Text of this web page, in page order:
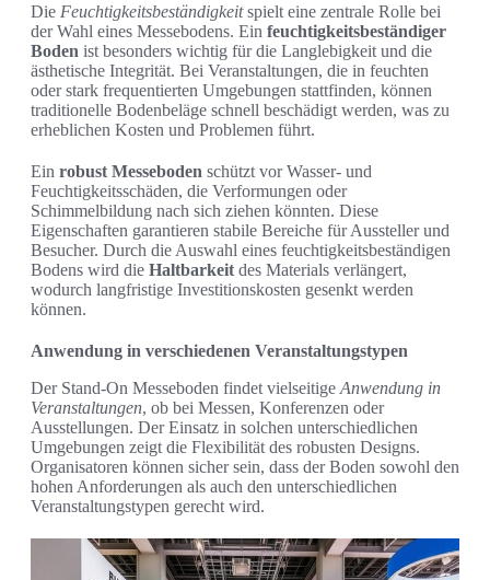
Die Feuchtigkeitsbeständigkeitspielt eine zentrale Rolle bei
der Wahl eines Messebodens. Ein feuchtigkeitsbeständiger
Boden ist besonders wichtig für die Langlebigkeit und die
ästhetische Integrität. Bei Veranstaltungen, die in feuchten
oder stark frequentierten Umgebungen stattfinden, können
traditionelle Bodenbeläge schnell beschädigt werden, was zu
erheblichen Kosten und Problemen führt.
Ein robust Messeboden schützt vor Wasser- und
Feuchtigkeitsschäden, die Verformungen oder
Schimmelbildung nach sich ziehen könnten. Diese
Eigenschaften garantieren stabile Bereiche für Aussteller und
Besucher. Durch die Auswahl eines feuchtigkeitsbeständigen
Bodens wird die Haltbarkeit des Materials verlängert,
wodurch langfristige Investitionskosten gesenkt werden
können.
Anwendung in verschiedenen Veranstaltungstypen
Der Stand-On Messeboden findet vielseitige Anwendung in
Veranstaltungen, ob bei Messen, Konferenzen oder
Ausstellungen. Der Einsatz in solchen unterschiedlichen
Umgebungen zeigt die Flexibilität des robusten Designs.
Organisatoren können sicher sein, dass der Boden sowohl den
hohen Anforderungen als auch den unterschiedlichen
Veranstaltungstypen gerecht wird.